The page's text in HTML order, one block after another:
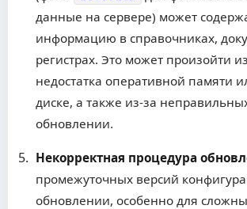
данные на сервере) может
информацию в справочниках,
регистрах. Это может произойти
недостатка оперативной памяти
диске, а также из-за
обновлении.
Некорректная процедура
промежуточных версий
обновлении, особенно для